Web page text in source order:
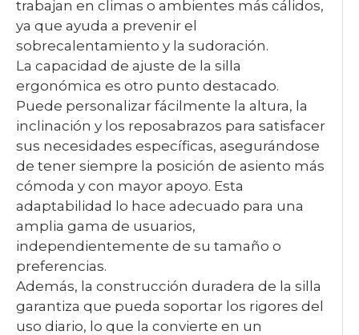
trabajan en climas o ambientes más cálidos,
ya que ayuda a prevenir el
sobrecalentamiento y la sudoración.
La capacidad de ajuste de la silla
ergonómica es otro punto destacado.
Puede personalizar fácilmente la altura, la
inclinación y los reposabrazos para satisfacer
sus necesidades específicas, asegurándose
de tener siempre la posición de asiento más
cómoda y con mayor apoyo. Esta
adaptabilidad lo hace adecuado para una
amplia gama de usuarios,
independientemente de su tamaño o
preferencias.
Además, la construcción duradera de la silla
garantiza que pueda soportar los rigores del
uso diario, lo que la convierte en un